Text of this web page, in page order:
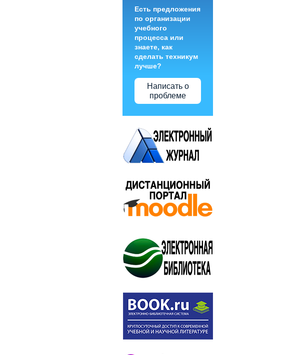
Есть предложения
по организации
учебного
процесса или
знаете, как
сделать техникум
лучше?
Написать о
проблеме